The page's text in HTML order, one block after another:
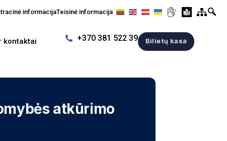
informacijaTeisinė informacija
kontaktai +370 381 522 39 Bilietų kasa
atkūrimo